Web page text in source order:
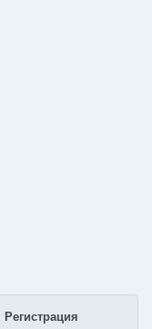
Регистрация